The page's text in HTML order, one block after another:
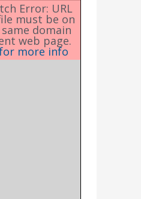
Error: URL
must be on
domain
web page.
more info